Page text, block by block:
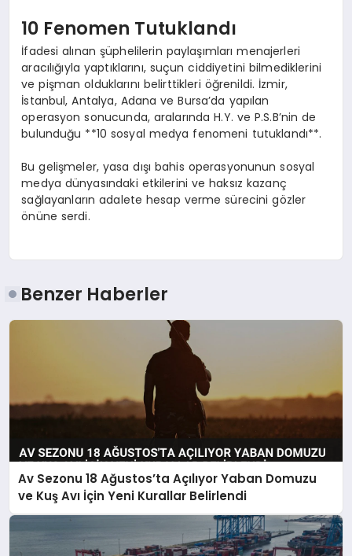
10 Fenomen Tutuklandı
İfadesi alınan şüphelilerin paylaşımları menajerleri
aracılığıyla yaptıklarını, suçun ciddiyetini bilmediklerini
ve pişman olduklarını belirttikleri öğrenildi. İzmir,
İstanbul, Antalya, Adana ve Bursa’da yapılan
operasyon sonucunda, aralarında H.Y. ve P.S.B’nin de
bulunduğu **10 sosyal medya fenomeni tutuklandı**.
Bu gelişmeler, yasa dışı bahis operasyonunun sosyal
medya dünyasındaki etkilerini ve haksız kazanç
sağlayanların adalete hesap verme sürecini gözler
önüne serdi.
Benzer Haberler
Av Sezonu 18 Ağustos’ta Açılıyor Yaban Domuzu
ve Kuş Avı İçin Yeni Kurallar Belirlendi